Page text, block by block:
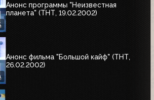
Анонс программы "Неизвестная
планета" (ТНТ, 19.02.2002)
Анонс фильма "Большой кайф" (ТНТ,
26.02.2002)